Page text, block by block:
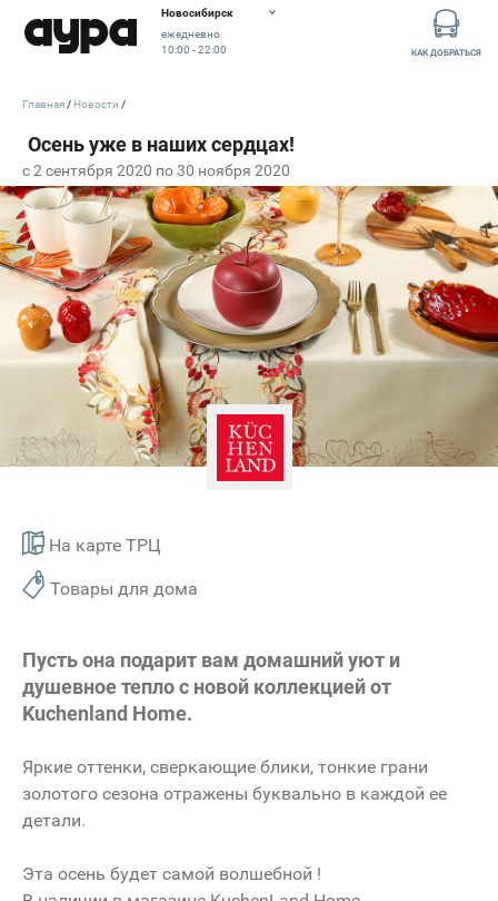
Новосибирск
ежедневно
10:00 - 22:00
КАК ДОБРАТЬСЯ
c 2 сентября 2020 по 30 ноября 2020
На карте ТРЦ
Товары для дома
Главная Новости
Пусть она подарит вам домашний уют и
душевное тепло с новой коллекцией от
Kuchenland Home.
Яркие оттенки, сверкающие блики, тонкие грани
золотого сезона отражены буквально в каждой ее
детали.
Эта осень будет самой волшебной !